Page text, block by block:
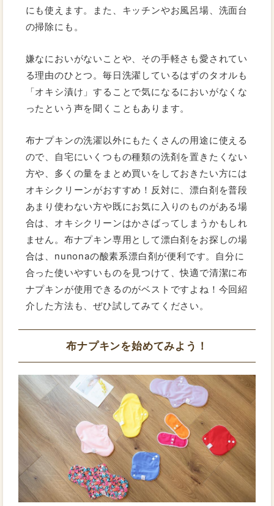
にも使えます。また、キッチンやお風呂場、洗面台
の掃除にも。
嫌なにおいがないことや、その手軽さも愛されてい
る理由のひとつ。毎日洗濯しているはずのタオルも
「オキシ漬け」することで気になるにおいがなくな
ったという声を聞くこともあります。
布ナプキンの洗濯以外にもたくさんの用途に使える
ので、自宅にいくつもの種類の洗剤を置きたくない
方や、多くの量をまとめ買いをしておきたい方には
オキシクリーンがおすすめ！反対に、漂白剤を普段
あまり使わない方や既にお気に入りのものがある場
合は、オキシクリーンはかさばってしまうかもしれ
ません。布ナプキン専用として漂白剤をお探しの場
合は、nunonaの酸素系漂白剤が便利です。自分に
合った使いやすいものを見つけて、快適で清潔に布
ナプキンが使用できるのがベストですよね！今回紹
介した方法も、ぜひ試してみてください。
布ナプキンを始めてみよう！